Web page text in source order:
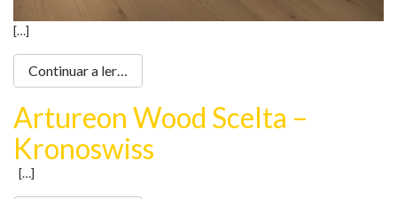
[…]
Continuar a ler…
Artureon Wood Scelta –
Kronoswiss
[…]